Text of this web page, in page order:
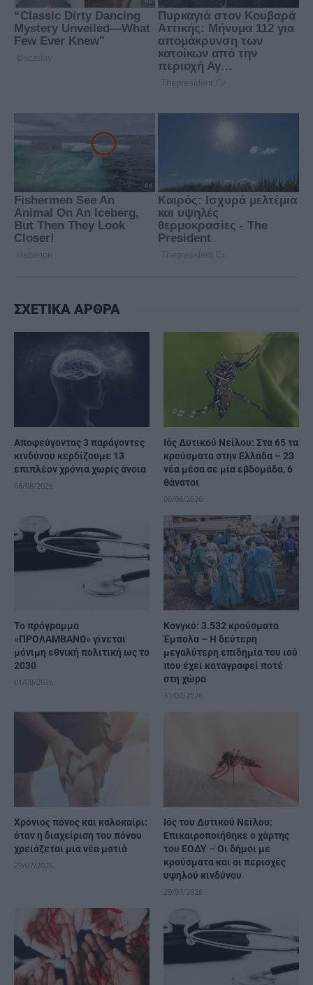
ΣΧΕΤΙΚΑ ΑΡΘΡΑ
Αποφεύγοντας 3 παράγοντες
κινδύνου κερδίζουμε 13
επιπλέον χρόνια χωρίς άνοια
06/08/2026
Ιός Δυτικού Νείλου: Στα 65 τα
κρούσματα στην Ελλάδα – 23
νέα μέσα σε μία εβδομάδα, 6
θάνατοι
06/08/2026
Το πρόγραμμα
«ΠΡΟΛΑΜΒΑΝΩ» γίνεται
μόνιμη εθνική πολιτική ως το
2030
01/08/2026
Κονγκό: 3.532 κρούσματα
Έμπολα – Η δεύτερη
μεγαλύτερη επιδημία του ιού
που έχει καταγραφεί ποτέ
στη χώρα
31/07/2026
Χρόνιος πόνος και καλοκαίρι:
όταν η διαχείριση του πόνου
χρειάζεται μια νέα ματιά
29/07/2026
Ιός του Δυτικού Νείλου:
Επικαιροποιήθηκε ο χάρτης
του ΕΟΔΥ – Οι δήμοι με
κρούσματα και οι περιοχές
υψηλού κινδύνου
29/07/2026